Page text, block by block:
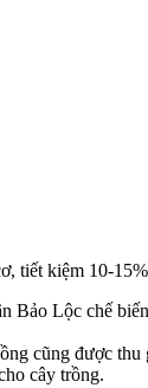
tiết kiệm 10-
Lộc chế
cũng được
cây trồng.